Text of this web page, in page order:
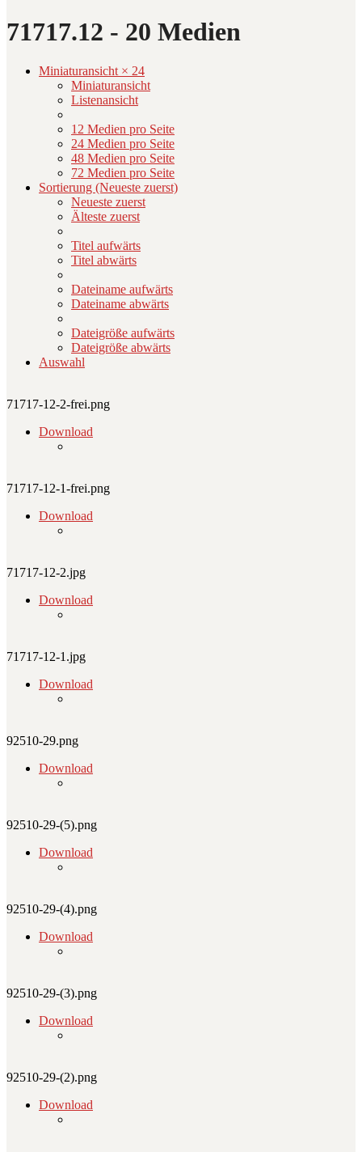
71717.12 - 20 Medien
Miniaturansicht × 24
Miniaturansicht
Listenansicht
12 Medien pro Seite
24 Medien pro Seite
48 Medien pro Seite
72 Medien pro Seite
Sortierung (Neueste zuerst)
Neueste zuerst
Älteste zuerst
Titel aufwärts
Titel abwärts
Dateiname aufwärts
Dateiname abwärts
Dateigröße aufwärts
Dateigröße abwärts
Auswahl
71717-12-2-frei.png
Download
71717-12-1-frei.png
Download
71717-12-2.jpg
Download
71717-12-1.jpg
Download
92510-29.png
Download
92510-29-(5).png
Download
92510-29-(4).png
Download
92510-29-(3).png
Download
92510-29-(2).png
Download